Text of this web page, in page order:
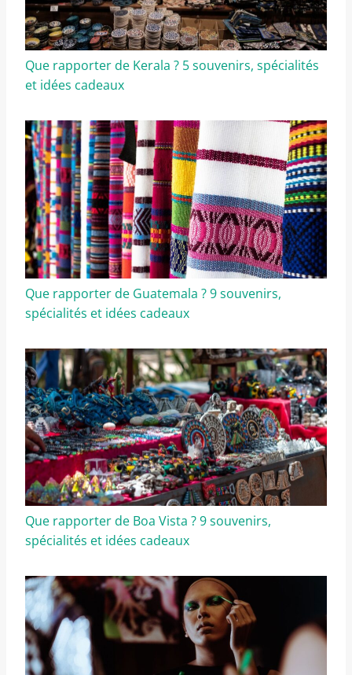
Que rapporter de Kerala ? 5 souvenirs, spécialités
et idées cadeaux
Que rapporter de Guatemala ? 9 souvenirs,
spécialités et idées cadeaux
Que rapporter de Boa Vista ? 9 souvenirs,
spécialités et idées cadeaux